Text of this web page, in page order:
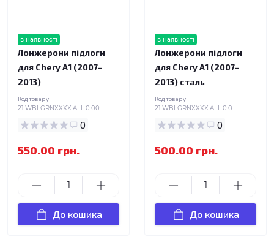
в наявності
Лонжерони підлоги
для Chery A1 (2007–
2013)
Код товару:
21.WBLGRNXXXX.ALL.0.00
0
550.00 грн.
До кошика
в наявності
Лонжерони підлоги
для Chery A1 (2007–
2013) сталь
Код товару:
21.WBLGRNXXXX.ALL.0.0
0
500.00 грн.
До кошика